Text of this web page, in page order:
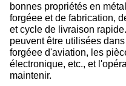
bonnes propriétés en
forgéee et de fabrication,
et cycle de livraison
peuvent être utilisées
forgéee d'aviation, les
électronique, etc., et
maintenir.